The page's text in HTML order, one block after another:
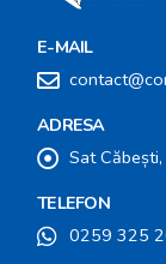
E-MAIL
ADRESA
Sat
TELEFON
0259 325